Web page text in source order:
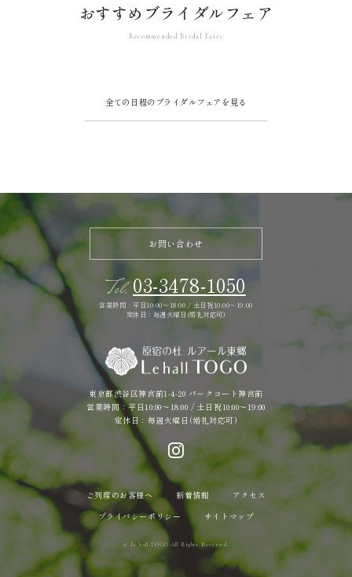
おすすめブライダルフェア
全ての日程のブライダルフェアを見る
お問い合わせ
Tel.03-3478-1050
営業時間：平日10:00～18:00 / 土日祝10:00～19:00
定休日：毎週火曜日(婚礼対応可)
東京都渋谷区神宮前1-4-20 パークコート神宮前
営業時間：平日10:00～18:00 / 土日祝10:00～19:00
定休日：毎週火曜日(婚礼対応可)
ご列席のお客様へ 新着情報
アクセス
プライバシーポリシー
サイトマップ
© Le hall-TOGO All Rights Reserved.